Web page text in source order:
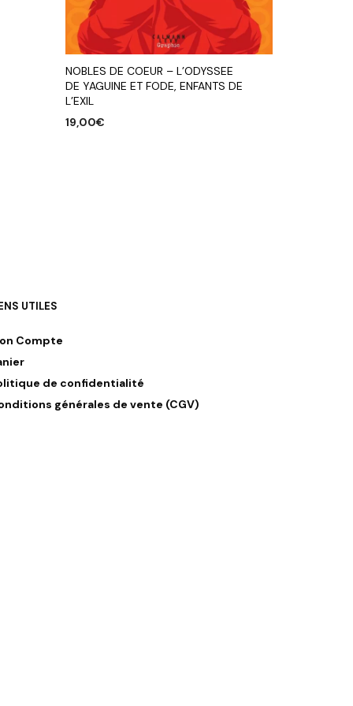
NOBLES DE COEUR – L’ODYSSEE
DE YAGUINE ET FODE, ENFANTS DE
L’EXIL
19,00€
UTILES
Compte
de confidentialité
générales de vente (CGV)